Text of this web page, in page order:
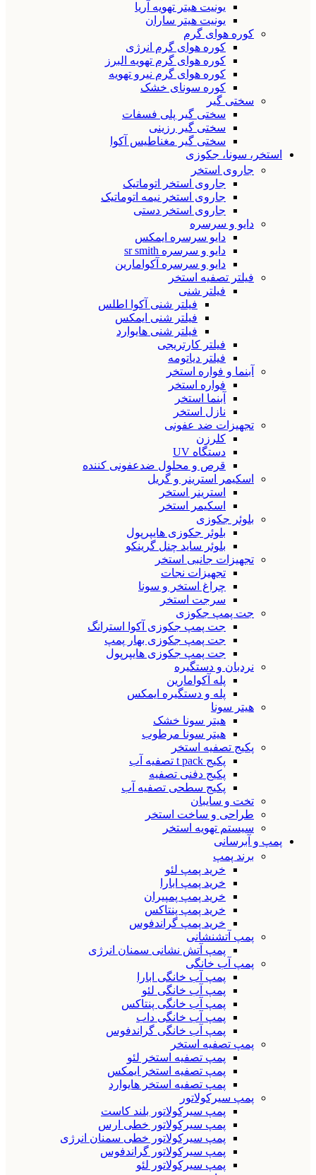
یونیت هیتر تهویه آریا
یونیت هیتر ساران
کوره هوای گرم
کوره هوای گرم انرژی
کوره هوای گرم تهویه البرز
کوره هوای گرم نیرو تهویه
کوره سونای خشک
سختی گیر
سختی گیر پلی فسفات
سختی گیر رزینی
سختی گیر مغناطیس آکوا
استخر، سونا، جکوزی
جاروی استخر
جاروی استخر اتوماتیک
جاروی استخر نیمه اتوماتیک
جاروی استخر دستی
دایو و سرسره
دایو سرسره ایمکس
دایو و سرسره sr smith
دایو و سرسره آکوامارین
فیلتر تصفیه استخر
فیلتر شنی
فیلتر شنی آکوا اطلس
فیلتر شنی ایمکس
فیلتر شنی هایوارد
فیلتر کارتریجی
فیلتر دیاتومه
آبنما و فواره استخر
فواره استخر
آبنما استخر
نازل استخر
تجهیزات ضد عفونی
کلرزن
دستگاه UV
قرص و محلول ضدعفونی کننده
اسکیمر استرینر و گریل
استرینر استخر
اسکیمر استخر
بلوئر جکوزی
بلوئر جکوزی هایپرپول
بلوئر ساید چنل گرینکو
تجهیزات جانبی استخر
تجهیزات نجات
چراغ استخر و سونا
سرجت استخر
جت پمپ جکوزی
جت پمپ جکوزی آکوا استرانگ
جت پمپ جکوزی بهار پمپ
جت پمپ جکوزی هایپرپول
نردبان و دستگیره
پله آکوامارین
پله و دستگیره ایمکس
هیتر سونا
هیتر سونا خشک
هیتر سونا مرطوب
پکیج تصفیه استخر
پکیج t pack تصفیه آب
پکیج دفنی تصفیه
پکیج سطحی تصفیه آب
تخت و سایبان
طراحی و ساخت استخر
سیستم تهویه استخر
پمپ و آبرسانی
برند پمپ
خرید پمپ لئو
خرید پمپ ابارا
خرید پمپ پمپیران
خرید پمپ پنتاکس
خرید پمپ گراندفوس
پمپ آتشنشانی
پمپ آتش نشانی سمنان انرژی
پمپ آب خانگی
پمپ آب خانگی ابارا
پمپ آب خانگی لئو
پمپ آب خانگی پنتاکس
پمپ آب خانگی داب
پمپ آب خانگی گراندفوس
پمپ تصفیه استخر
پمپ تصفیه استخر لئو
پمپ تصفیه استخر ایمکس
پمپ تصفیه استخر هایوارد
پمپ سیرکولاتور
پمپ سیرکولاتور بلند کاست
پمپ سیرکولاتور خطی ارس
پمپ سیرکولاتور خطی سمنان انرژی
پمپ سیرکولاتور گراندفوس
پمپ سیرکولاتور لئو